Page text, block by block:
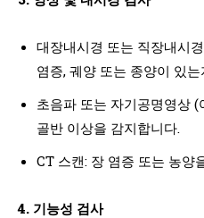
대장내시경 또는 직장내시
염증, 궤양 또는 종양이 있
초음파 또는 자기공명영상
골반 이상을 감지합니다.
CT 스캔: 장 염증 또는 농양
4. 기능성 검사